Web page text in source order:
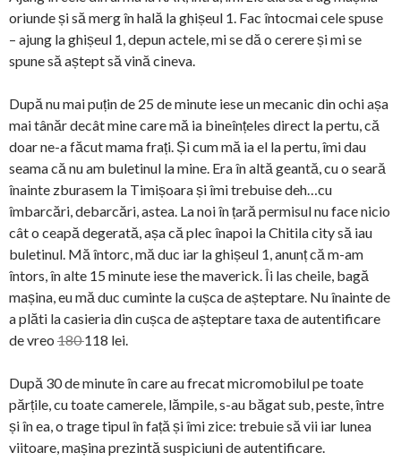
oriunde și să merg în hală la ghișeul 1. Fac întocmai cele spuse
– ajung la ghișeul 1, depun actele, mi se dă o cerere și mi se
spune să aștept să vină cineva.
După nu mai puțin de 25 de minute iese un mecanic din ochi așa
mai tânăr decât mine care mă ia bineînțeles direct la pertu, că
doar ne-a făcut mama frați. Și cum mă ia el la pertu, îmi dau
seama că nu am buletinul la mine. Era în altă geantă, cu o seară
înainte zburasem la Timișoara și îmi trebuise deh…cu
îmbarcări, debarcări, astea. La noi în țară permisul nu face nicio
cât o ceapă degerată, așa că plec înapoi la Chitila city să iau
buletinul. Mă întorc, mă duc iar la ghișeul 1, anunț că m-am
întors, în alte 15 minute iese the maverick. Îi las cheile, bagă
mașina, eu mă duc cuminte la cușca de așteptare. Nu înainte de
a plăti la casieria din cușca de așteptare taxa de autentificare
de vreo 180118 lei.
După 30 de minute în care au frecat micromobilul pe toate
părțile, cu toate camerele, lămpile, s-au băgat sub, peste, între
și în ea, o trage tipul în față și îmi zice: trebuie să vii iar lunea
viitoare, mașina prezintă suspiciuni de autentificare.